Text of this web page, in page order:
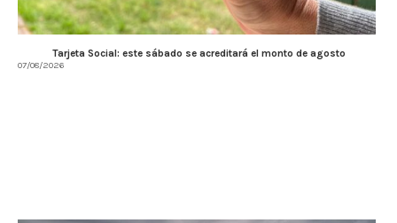
Tarjeta Social: este sábado se acreditará el monto de agosto
07/08/2026